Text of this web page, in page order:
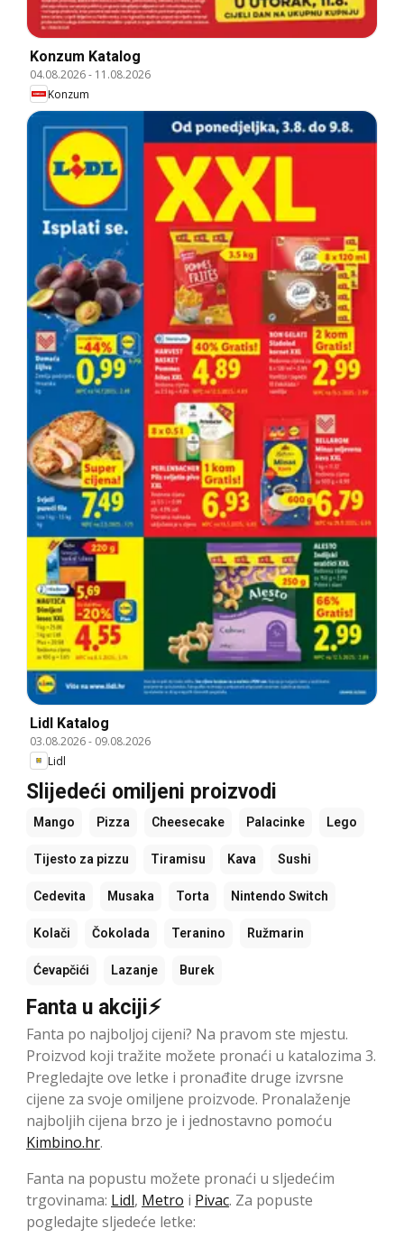
Konzum Katalog
04.08.2026- 11.08.2026
Konzum
Lidl Katalog
03.08.2026- 09.08.2026
Lidl
Slijedeći omiljeni proizvodi
Mango Pizza Cheesecake Palacinke Lego
Tijesto za pizzu Tiramisu Kava Sushi
Cedevita Musaka Torta Nintendo Switch
Kolači Čokolada Teranino Ružmarin
Ćevapčići Lazanje Burek
Fanta u akciji⚡
Fanta po najboljoj cijeni? Na pravom ste mjestu.
Proizvod koji tražite možete pronaći u katalozima 3.
Pregledajte ove letke i pronađite druge izvrsne
cijene za svoje omiljene proizvode. Pronalaženje
najboljih cijena brzo je i jednostavno pomoću
Kimbino.hr.
Fanta na popustu možete pronaći u sljedećim
trgovinama: Lidl, Metro i Pivac. Za popuste
pogledajte sljedeće letke: